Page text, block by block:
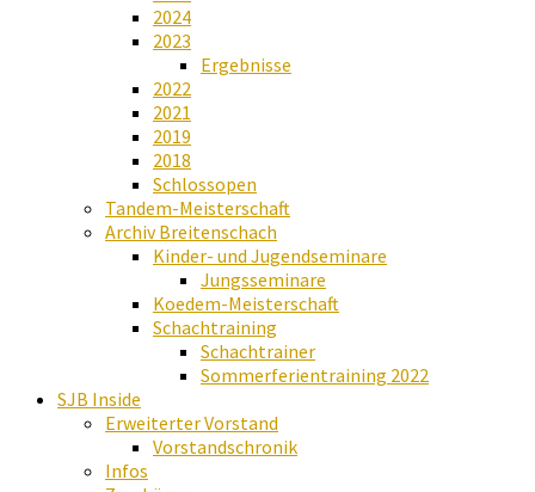
2024
2023
Ergebnisse
2022
2021
2019
2018
Schlossopen
Tandem-Meisterschaft
Archiv Breitenschach
Kinder- und Jugendseminare
Jungsseminare
Koedem-Meisterschaft
Schachtraining
Schachtrainer
Sommerferientraining 2022
SJB Inside
Erweiterter Vorstand
Vorstandschronik
Infos